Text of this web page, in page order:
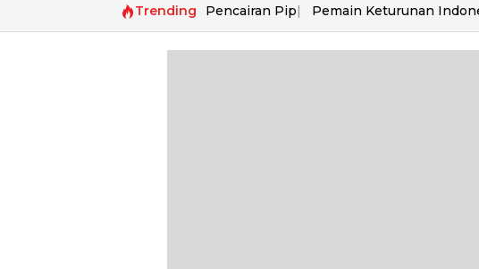
Trending Pencairan Pip Pemain Keturunan